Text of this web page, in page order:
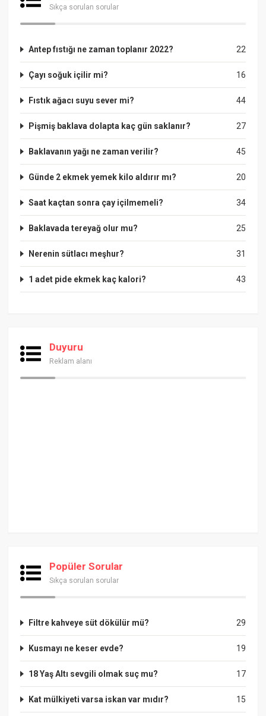
Sıkça sorulan sorular
22
Antep fıstığı ne zaman toplanır 2022?
16
Çayı soğuk içilir mi?
44
Fıstık ağacı suyu sever mi?
27
Pişmiş baklava dolapta kaç gün saklanır?
45
Baklavanın yağı ne zaman verilir?
20
Günde 2 ekmek yemek kilo aldırır mı?
34
Saat kaçtan sonra çay içilmemeli?
25
Baklavada tereyağ olur mu?
31
Nerenin sütlacı meşhur?
43
1 adet pide ekmek kaç kalori?
Duyuru
Reklam alanı
Popüler Sorular
Sıkça sorulan sorular
29
Filtre kahveye süt dökülür mü?
19
Kusmayı ne keser evde?
17
18 Yaş Altı sevgili olmak suç mu?
15
Kat mülkiyeti varsa iskan var mıdır?